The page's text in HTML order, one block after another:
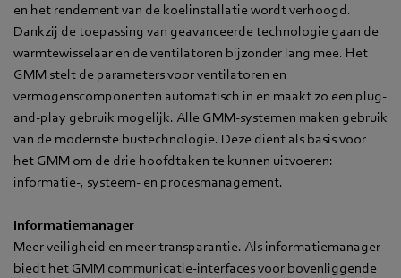
en het rendement van de koelinstallatie wordt verhoogd.
Dankzij de toepassing van geavanceerde technologie gaan de
warmtewisselaar en de ventilatoren bijzonder lang mee. Het
GMM stelt de parameters voor ventilatoren en
vermogenscomponenten automatisch in en maakt zo een plug-
and-play gebruik mogelijk. Alle GMM-systemen maken gebruik
van de modernste bustechnologie. Deze dient als basis voor
het GMM om de drie hoofdtaken te kunnen uitvoeren:
informatie-, systeem- en procesmanagement.
Informatiemanager
Meer veiligheid en meer transparantie. Als informatiemanager
biedt het GMM communicatie-interfaces voor bovenliggende